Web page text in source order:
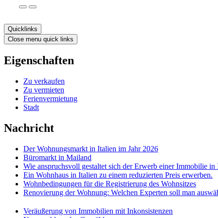
Quicklinks
Close menu quick links
Eigenschaften
Zu verkaufen
Zu vermieten
Ferienvermietung
Stadt
Nachricht
Der Wohnungsmarkt in Italien im Jahr 2026
Büromarkt in Mailand
Wie anspruchsvoll gestaltet sich der Erwerb einer Immobilie in
Ein Wohnhaus in Italien zu einem reduzierten Preis erwerben.
Wohnbedingungen für die Registrierung des Wohnsitzes
Renovierung der Wohnung: Welchen Experten soll man
Veräußerung von Immobilien mit Inkonsistenzen